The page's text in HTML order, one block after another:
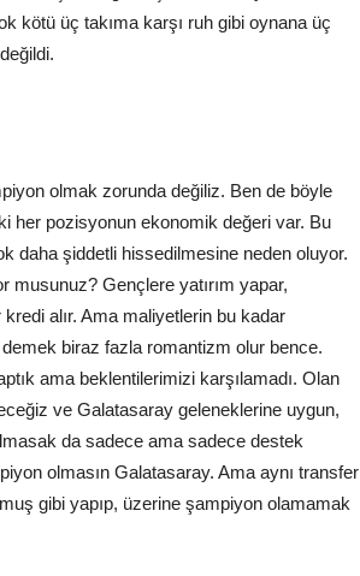
kötü üç takıma karşı ruh gibi oynana üç
olmak zorunda değiliz. Ben de böyle
her pozisyonun ekonomik değeri var. Bu
daha şiddetli hissedilmesine neden oluyor.
musunuz? Gençlere yatırım yapar,
alır. Ama maliyetlerin bu kadar
biraz fazla romantizm olur bence.
ama beklentilerimizi karşılamadı. Olan
ve Galatasaray geleneklerine uygun,
da sadece ama sadece destek
olmasın Galatasaray. Ama aynı transfer
gibi yapıp, üzerine şampiyon olamamak